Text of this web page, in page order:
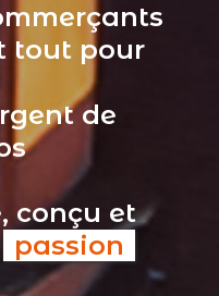
tout pour
de
conçu et
passion